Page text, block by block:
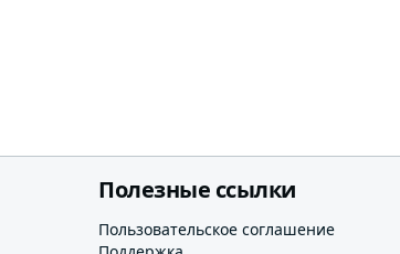
Полезные ссылки
Пользовательское соглашение